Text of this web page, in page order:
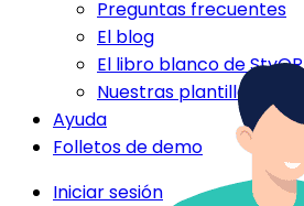
Preguntas frecuentes
El blog
El libro blanco de StyQR
Nuestras plantillas StyQR
Ayuda
Folletos de demo
Iniciar sesión